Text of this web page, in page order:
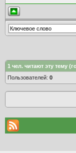
1 чел. читают эту тему
Пользователей: 0